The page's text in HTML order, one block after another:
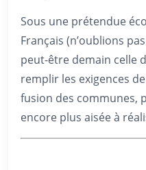
Sous une prétendue
Français (n’oublions
peut-être demain celle
remplir les exigences
fusion des communes,
encore plus aisée à